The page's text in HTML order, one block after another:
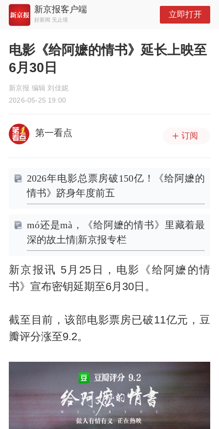
新京报客户端
好新闻 无止境
立即打开
电影《给阿嬷的情书》延长上映至
6月30日
新京报 编辑 刘佳妮
2026-05-25 19:00
第一看点 订阅
2026年电影总票房破150亿！《给阿嬷的
情书》跻身年度前五
mó还是mà，《给阿嬷的情书》里藏着最
深的故土情|新京报专栏
新京报讯 5月25日，电影《给阿嬷的情
书》宣布密钥延期至6月30日。
截至目前，该部电影票房已破11亿元，豆
瓣评分涨至9.2。